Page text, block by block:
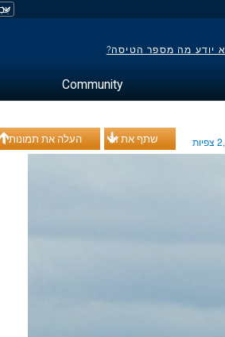
יודע מה מספר הטיסה?
Community
העלה את תמונותיך שתף את זה צפיות